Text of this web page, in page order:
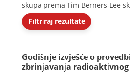
skupa prema Tim Berners-Lee
Filtriraj rezultate
Godišnje izvješće o
zbrinjavanja radioaktivnog